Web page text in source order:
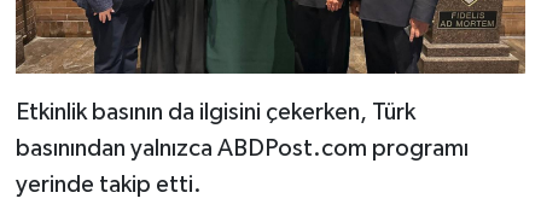
Etkinlik basının da ilgisini çekerken, Türk
basınından yalnızca ABDPost.com programı
yerinde takip etti.